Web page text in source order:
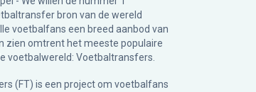
bron van de wereld
voetbalfans een breed aanbod van
zien omtrent het meeste populaire
voetbalwereld: Voetbaltransfers.
(FT) is een project om voetbalfans